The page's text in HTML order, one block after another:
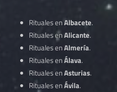
Rituales enAlbacete.
Rituales enAlicante.
Rituales enAlmería.
Rituales enÁlava.
Rituales enAsturias.
Rituales enÁvila.